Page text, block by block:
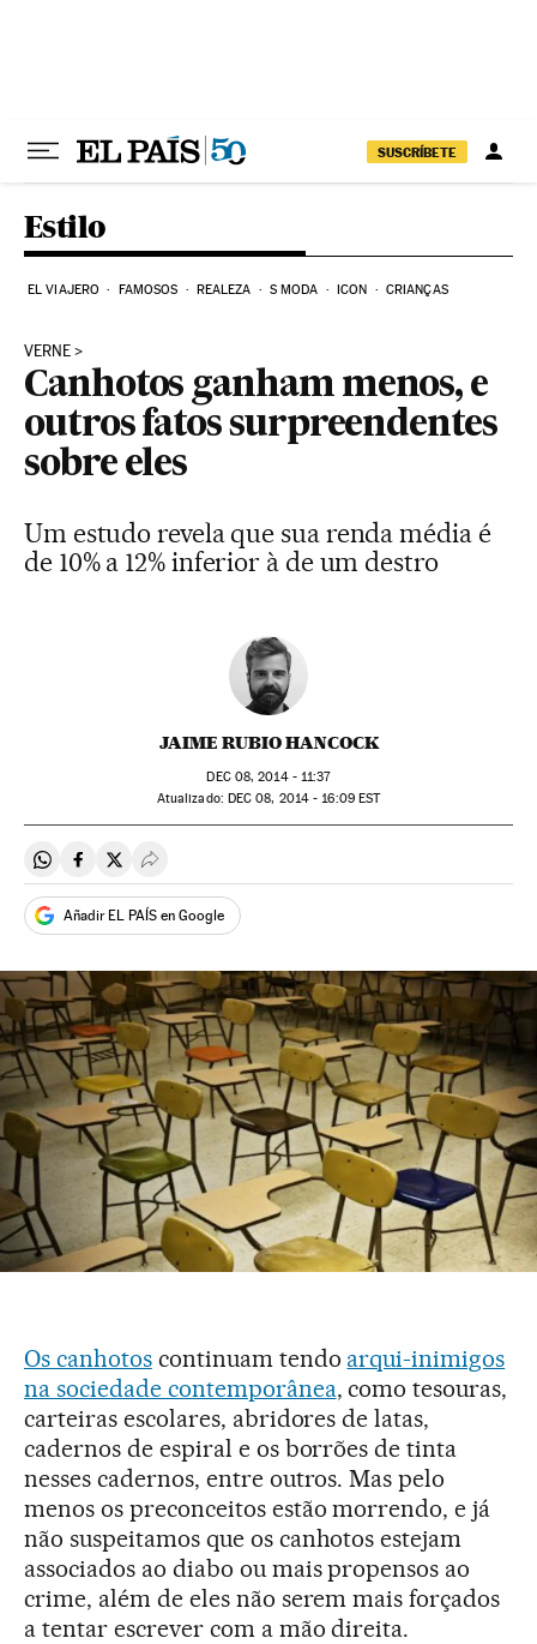
SUSCRÍBETE
Estilo
EL VIAJERO FAMOSOS REALEZA S MODA ICON CRIANÇAS
VERNE
Canhotos ganham menos, e
outros fatos surpreendentes
sobre eles
Um estudo revela que sua renda média é
de 10% a 12% inferior à de um destro
JAIME RUBIO HANCOCK
DEC08, 2014 - 11:37
atualizado: DEC 08, 2014 - 16:09EST
Compartir en Whatsapp
Compartir en Facebook
Compartir en Twitter
Desplegar Redes Sociales
Añadir EL PAÍS en Google
Os canhotoscontinuam tendo arqui-inimigos
na sociedade contemporânea, como tesouras,
carteiras escolares, abridores de latas,
cadernos de espiral e os borrões de tinta
nesses cadernos, entre outros. Mas pelo
menos os preconceitos estão morrendo, e já
não suspeitamos que os canhotos estejam
associados ao diabo ou mais propensos ao
crime, além de eles não serem mais forçados
a tentar escrever com a mão direita.